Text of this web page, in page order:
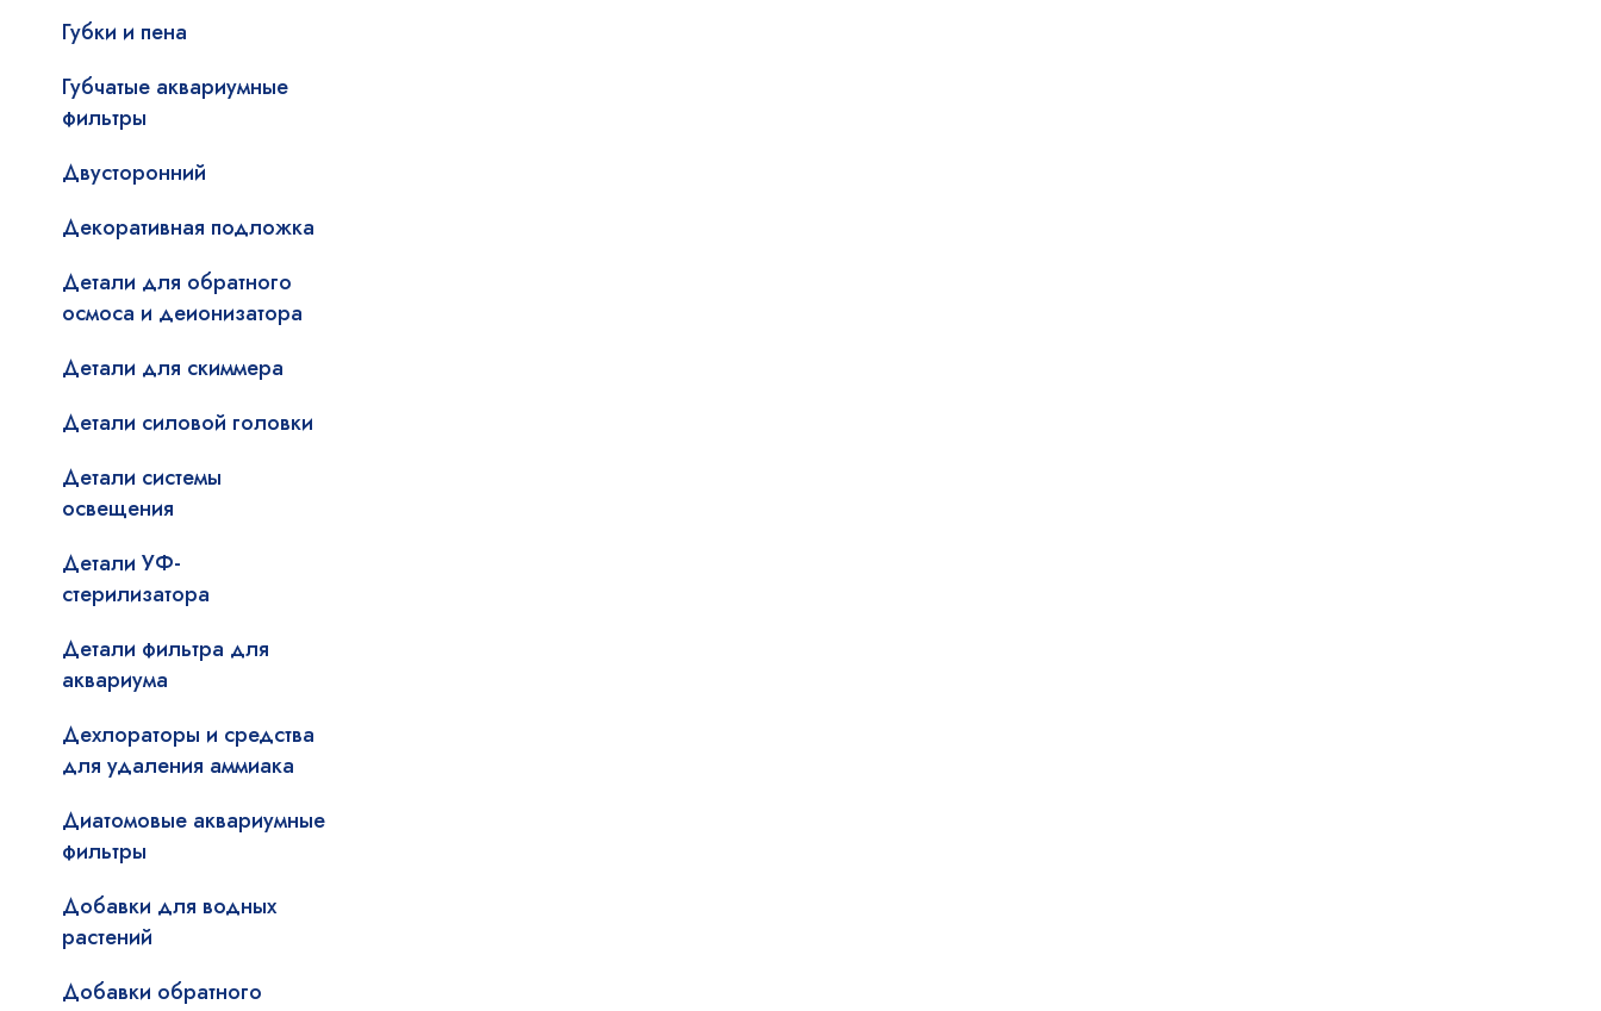
Губки и пена
Губчатые аквариумные
фильтры
Двусторонний
Декоративная подложка
Детали для обратного
осмоса и деионизатора
Детали для скиммера
Детали силовой головки
Детали системы
освещения
Детали УФ-
стерилизатора
Детали фильтра для
аквариума
Дехлораторы и средства
для удаления аммиака
Диатомовые аквариумные
фильтры
Добавки для водных
растений
Добавки обратного